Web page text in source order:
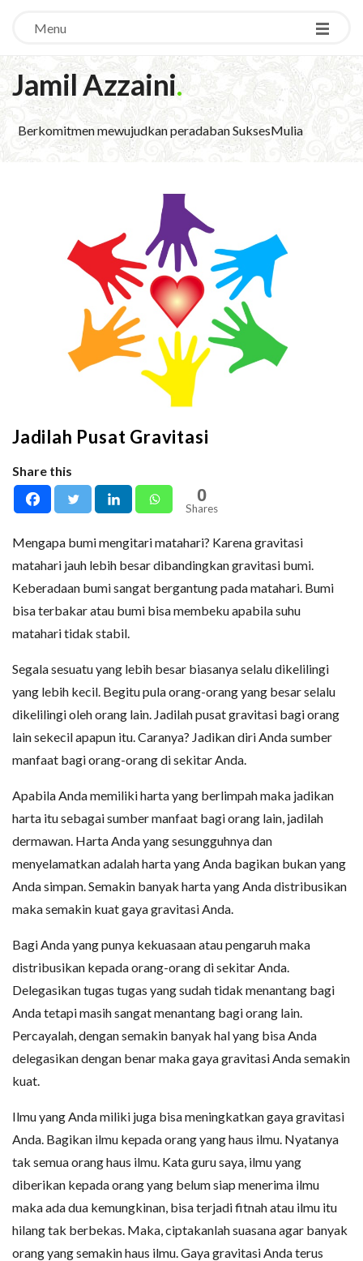
Menu
Jamil Azzaini.
Berkomitmen mewujudkan peradaban SuksesMulia
Jadilah Pusat Gravitasi
Share this
0
Shares
Mengapa bumi mengitari matahari? Karena gravitasi
matahari jauh lebih besar dibandingkan gravitasi bumi.
Keberadaan bumi sangat bergantung pada matahari. Bumi
bisa terbakar atau bumi bisa membeku apabila suhu
matahari tidak stabil.
Segala sesuatu yang lebih besar biasanya selalu dikelilingi
yang lebih kecil. Begitu pula orang-orang yang besar selalu
dikelilingi oleh orang lain. Jadilah pusat gravitasi bagi orang
lain sekecil apapun itu. Caranya? Jadikan diri Anda sumber
manfaat bagi orang-orang di sekitar Anda.
Apabila Anda memiliki harta yang berlimpah maka jadikan
harta itu sebagai sumber manfaat bagi orang lain, jadilah
dermawan. Harta Anda yang sesungguhnya dan
menyelamatkan adalah harta yang Anda bagikan bukan yang
Anda simpan. Semakin banyak harta yang Anda distribusikan
maka semakin kuat gaya gravitasi Anda.
Bagi Anda yang punya kekuasaan atau pengaruh maka
distribusikan kepada orang-orang di sekitar Anda.
Delegasikan tugas tugas yang sudah tidak menantang bagi
Anda tetapi masih sangat menantang bagi orang lain.
Percayalah, dengan semakin banyak hal yang bisa Anda
delegasikan dengan benar maka gaya gravitasi Anda semakin
kuat.
Ilmu yang Anda miliki juga bisa meningkatkan gaya gravitasi
Anda. Bagikan ilmu kepada orang yang haus ilmu. Nyatanya
tak semua orang haus ilmu. Kata guru saya, ilmu yang
diberikan kepada orang yang belum siap menerima ilmu
maka ada dua kemungkinan, bisa terjadi fitnah atau ilmu itu
hilang tak berbekas. Maka, ciptakanlah suasana agar banyak
orang yang semakin haus ilmu. Gaya gravitasi Anda terus